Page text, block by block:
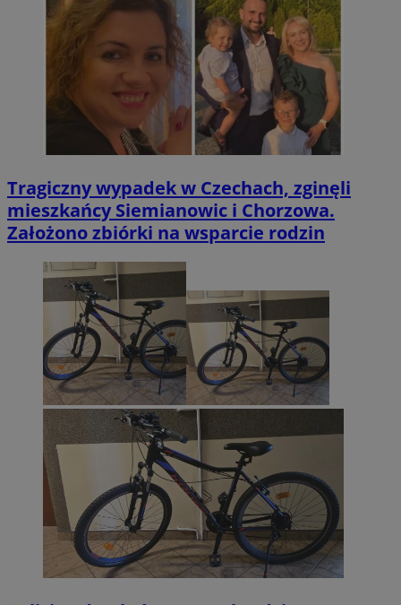
Tragiczny wypadek w Czechach, zginęli
mieszkańcy Siemianowic i Chorzowa.
Założono zbiórki na wsparcie rodzin